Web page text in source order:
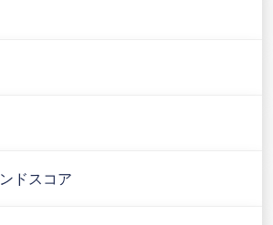
ドスコア